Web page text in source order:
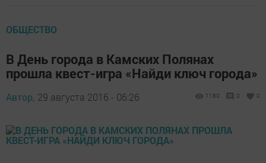
ОБЩЕСТВО
В День города в Камских Полянах
прошла квест-игра «Найди ключ города»
Автор, 29 августа 2016 - 06:26 1180 0 0